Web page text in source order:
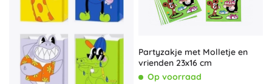
Partyzakje met Molletje en
vrienden 23x16 cm
Op voorraad